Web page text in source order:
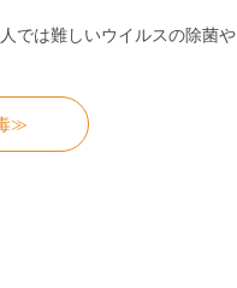
では難しいウイルスの除菌や
≫